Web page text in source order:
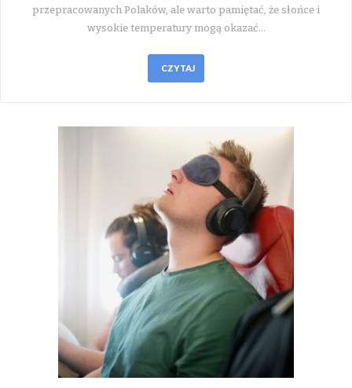
przepracowanych Polaków, ale warto pamiętać, że słońce i
wysokie temperatury mogą okazać…
CZYTAJ